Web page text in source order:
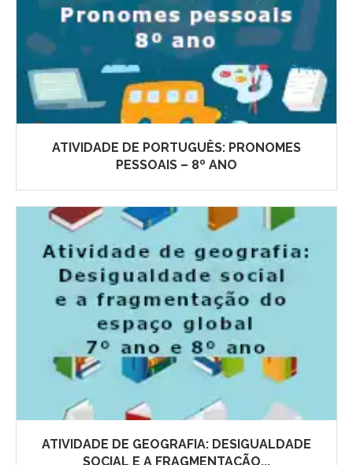
ATIVIDADE DE PORTUGUÊS: PRONOMES
PESSOAIS – 8º ANO
ATIVIDADE DE GEOGRAFIA: DESIGUALDADE
SOCIAL E A FRAGMENTAÇÃO...